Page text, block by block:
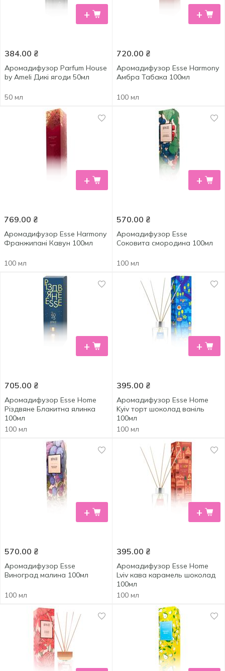
+
384.00 ₴
Аромадифузор Parfum House
by Ameli Дикі ягоди 50мл
50 мл
+
720.00 ₴
Аромадифузор Esse Harmony
Амбра Табака 100мл
100 мл
+
769.00 ₴
Аромадифузор Esse Harmony
Франжипані Кавун 100мл
100 мл
+
570.00 ₴
Аромадифузор Esse
Соковита смородина 100мл
100 мл
+
705.00 ₴
Аромадифузор Esse Home
Різдвяне Блакитна ялинка
100мл
100 мл
+
395.00 ₴
Аромадифузор Esse Home
Kyiv торт шоколад ваніль
100мл
100 мл
+
570.00 ₴
Аромадифузор Esse
Виноград малина 100мл
100 мл
+
395.00 ₴
Аромадифузор Esse Home
Lviv кава карамель шоколад
100мл
100 мл